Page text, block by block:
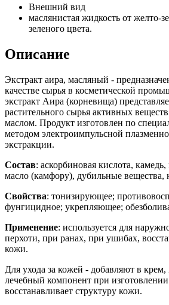
Внешний вид
маслянистая жидкость от желто-
зеленого цвета.
Описание
Экстракт аира, масляный -
качестве сырья в косметической
экстракт Аира (корневища)
растительного сырья активных
маслом. Продукт изготовлен по
методом электроимпульсной
экстракции.
Состав: аскорбиновая кислота,
масло (камфору), дубильные вещества,
Свойства: тонизирующее;
фунгицидное; укрепляющее;
Применение: используется для
перхоти, при ранах, при ушибах,
кожи.
Для ухода за кожей - добавляют в
лечебный компонент при
восстанавливает структуру кожи.